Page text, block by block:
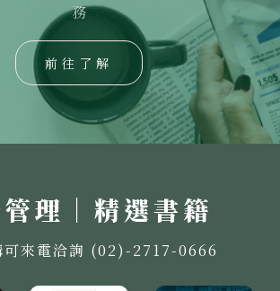
務
前往了解
理｜精選書籍
可來電洽詢 (02)-2717-0666